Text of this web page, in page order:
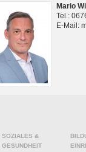
Mario
Tel.:
E-Mail:
SOZIALES &
GESUNDHEIT